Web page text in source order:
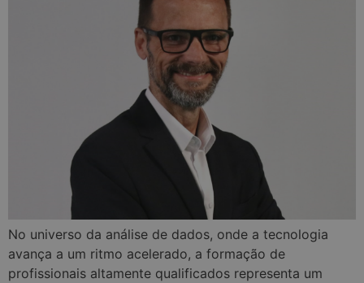
No universo da análise de dados, onde a tecnologia
avança a um ritmo acelerado, a formação de
profissionais altamente qualificados representa um